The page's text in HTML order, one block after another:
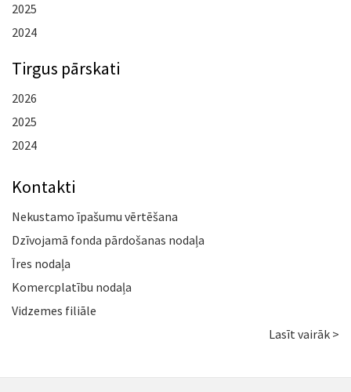
2025
2024
Tirgus pārskati
2026
2025
2024
Kontakti
Nekustamo īpašumu vērtēšana
Dzīvojamā fonda pārdošanas nodaļa
Īres nodaļa
Komercplatību nodaļa
Vidzemes filiāle
Lasīt vairāk >